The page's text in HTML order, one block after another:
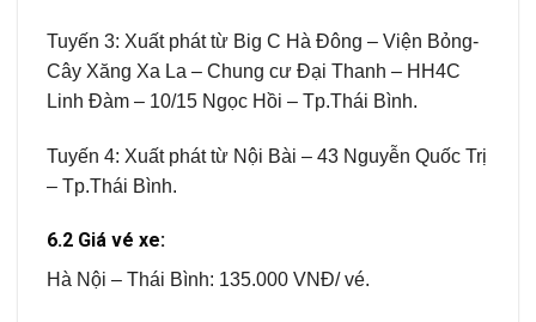
Tuyến 3: Xuất phát từ Big C Hà Đông – Viện Bỏng-
Cây Xăng Xa La – Chung cư Đại Thanh – HH4C
Linh Đàm – 10/15 Ngọc Hồi – Tp.Thái Bình.
Tuyến 4: Xuất phát từ Nội Bài – 43 Nguyễn Quốc Trị
– Tp.Thái Bình.
6.2 Giá vé xe:
Hà Nội – Thái Bình: 135.000 VNĐ/ vé.